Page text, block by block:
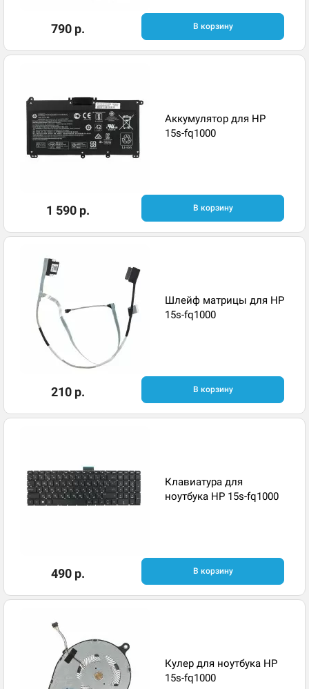
790 р. В корзину
Аккумулятор для HP
15s-fq1000
1 590 р. В корзину
Шлейф матрицы для HP
15s-fq1000
210 р. В корзину
Клавиатура для
ноутбука HP 15s-fq1000
490 р. В корзину
Кулер для ноутбука HP
15s-fq1000